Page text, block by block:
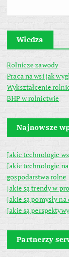
Wiedza
Rolnicze zawody
Praca na wsi jak
Wykształcenie
BHP w rolnictwie
Najnowsze
Jakie technologie
Jakie technologie
gospodarstwa rolne
Jakie są trendy w
Jakie są pomysły
Jakie są
Partnerzy